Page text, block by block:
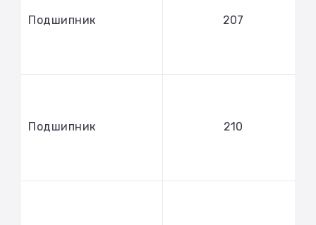
Подшипник 207
Подшипник 210